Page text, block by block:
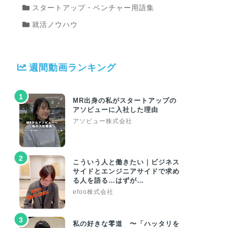
スタートアップ・ベンチャー用語集
就活ノウハウ
週間動画ランキング
1
MR出身の私がスタートアップの
アソビューに入社した理由
アソビュー株式会社
2
こういう人と働きたい｜ビジネス
サイドとエンジニアサイドで求め
る人を語る…はずが…
efoo株式会社
3 私の好きな零道 〜「ハッタリを